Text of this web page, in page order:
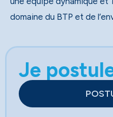
domaine du BTP et de
Je